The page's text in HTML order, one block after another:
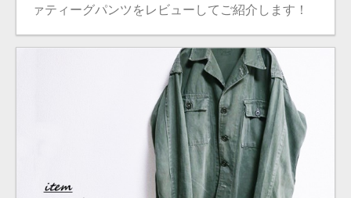
ァティーグパンツをレビューしてご紹介します！